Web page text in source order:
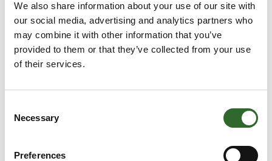
We also share information about your use of our site with
our social media, advertising and analytics partners who
may combine it with other information that you’ve
provided to them or that they’ve collected from your use
of their services.
Selection
Necessary
Preferences
EB 80 proportional pressure regulator
4-20 mA
e.direct drive for direct current motors